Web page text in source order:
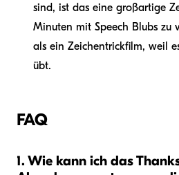
sind, ist das eine großartige
Minuten mit Speech Blubs zu
als ein Zeichentrickfilm, weil
übt.
FAQ
1. Wie kann ich das